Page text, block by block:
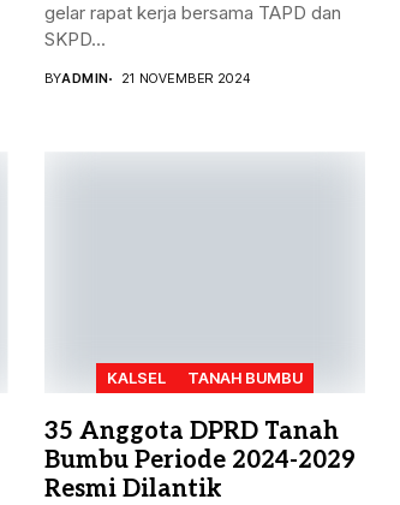
gelar rapat kerja bersama TAPD dan
SKPD...
BYADMIN 21 NOVEMBER 2024
KALSEL TANAH BUMBU
35 Anggota DPRD Tanah
Bumbu Periode 2024-2029
Resmi Dilantik